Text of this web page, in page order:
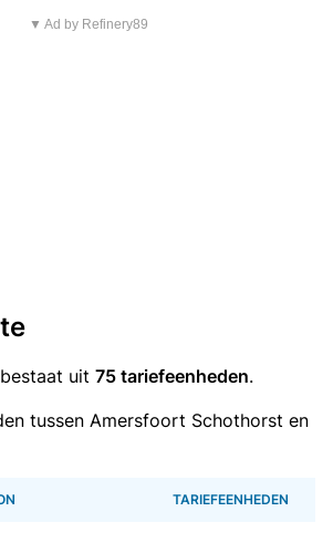
▼ Ad by Refinery89
uit 75 tariefeenheden.
tussen Amersfoort Schothorst en
TARIEFEENHEDEN